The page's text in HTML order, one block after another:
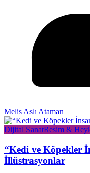
Melis Aslı Ataman
Dijital SanatResim &
“Kedi ve Köpekler
İllüstrasyonlar